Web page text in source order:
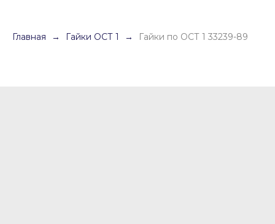
Главная Гайки ОСТ 1 Гайки по ОСТ 1 33239-89